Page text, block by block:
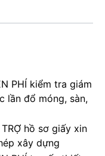
PHÍ kiểm tra giám
lần đổ móng, sàn,
TRỢ hồ sơ giấy xin
xây dựng